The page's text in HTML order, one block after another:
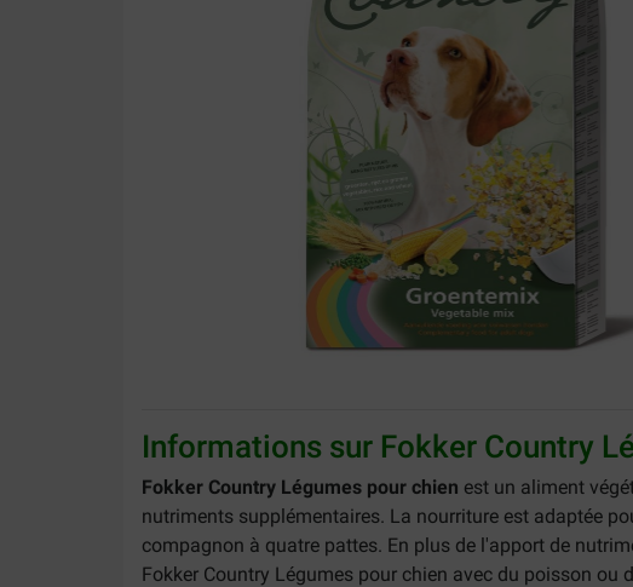
Informations sur Fokker Country
Fokker Country Légumes pour chien est un aliment
nutriments supplémentaires. La nourriture est adaptée
compagnon à quatre pattes. En plus de l'apport de
Fokker Country Légumes pour chien avec du poisson